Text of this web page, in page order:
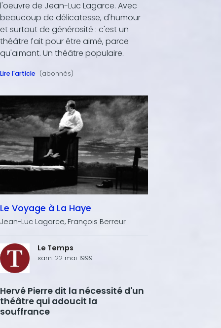
l'oeuvre de Jean-Luc Lagarce. Avec
beaucoup de délicatesse, d'humour
et surtout de générosité : c'est un
théâtre fait pour être aimé, parce
qu'aimant. Un théâtre populaire.
Lire l'article (abonnés)
Le Voyage à La Haye
Jean-Luc Lagarce, François Berreur
Le Temps
sam. 22 mai 1999
Hervé Pierre dit la nécessité d'un
théâtre qui adoucit la
souffrance